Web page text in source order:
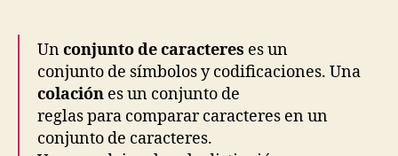
Unconjunto de caracteres es un
conjunto de símbolos y codificaciones. Una
colación es un conjunto de
reglas para comparar caracteres en un
conjunto de caracteres.